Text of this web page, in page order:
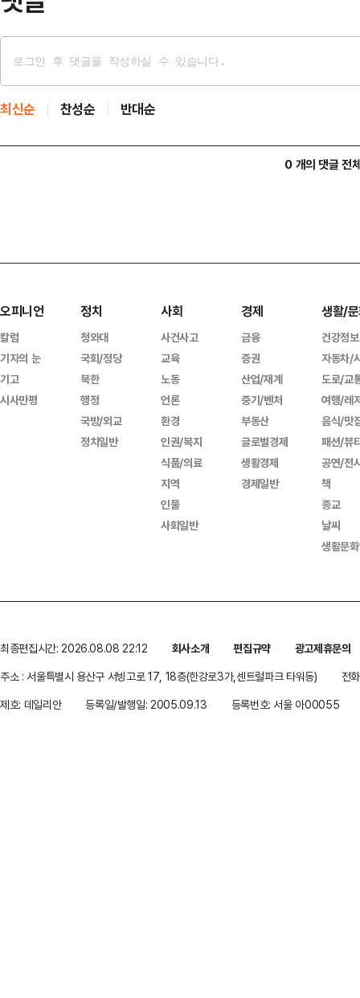
최신순 찬성순 반대순
0 개의 댓글 전
오피니언
칼럼
기자의 눈
기고
시사만평
정치
청와대
국회/정당
북한
행정
국방/외교
정치일반
사회
사건사고
교육
노동
언론
환경
인권/복지
식품/의료
지역
인물
사회일반
경제
금융
증권
산업/재계
중기/벤처
부동산
글로벌경제
생활경제
경제일반
생활/
건강정보
자동차/
도로/교
여행/레
음식/맛
패션/뷰
공연/전
책
종교
날씨
생활문
최종편집시간: 2026.08.08 22:12 회사소개 편집규약
광고제휴문의
주소 : 서울특별시 용산구 서빙고로 17, 18층(한강로3가,센트럴파크 타워동)
전
제호: 데일리안
등록일/발행일: 2005.09.13 등록번호: 서울 아00055